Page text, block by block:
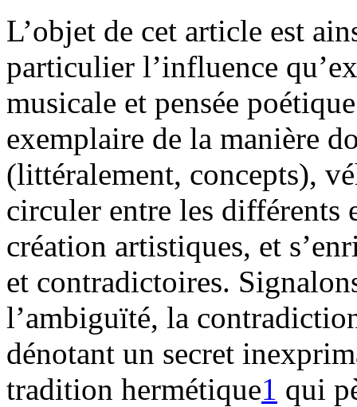
L’objet de cet article est
particulier l’influence
musicale et pensée
exemplaire de la manière
(littéralement, concepts),
circuler entre les différents
création artistiques, et
et contradictoires.
l’ambiguïté, la
dénotant un secret
tradition hermétique1 qui